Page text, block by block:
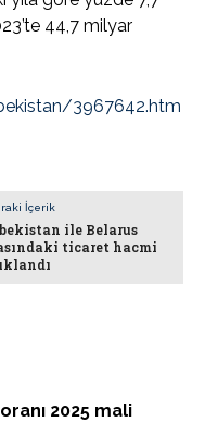
2025 mali
44,7 milyar
3967642.htm
İçerik
ile Belarus
ticaret hacmi